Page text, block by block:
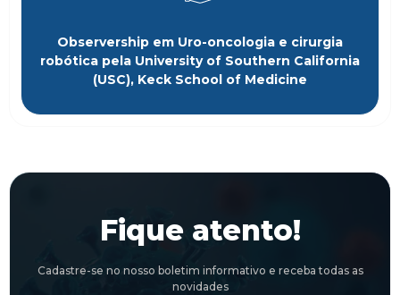
Observership em Uro-oncologia e cirurgia
robótica pela University of Southern California
(USC), Keck School of Medicine
Fique atento!
Cadastre-se no nosso boletim informativo e receba todas as
novidades